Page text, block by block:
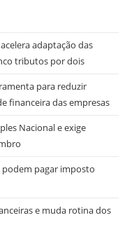
adaptação das
tributos por dois
para reduzir
financeira das empresas
Nacional e exige
podem pagar imposto
e muda rotina dos